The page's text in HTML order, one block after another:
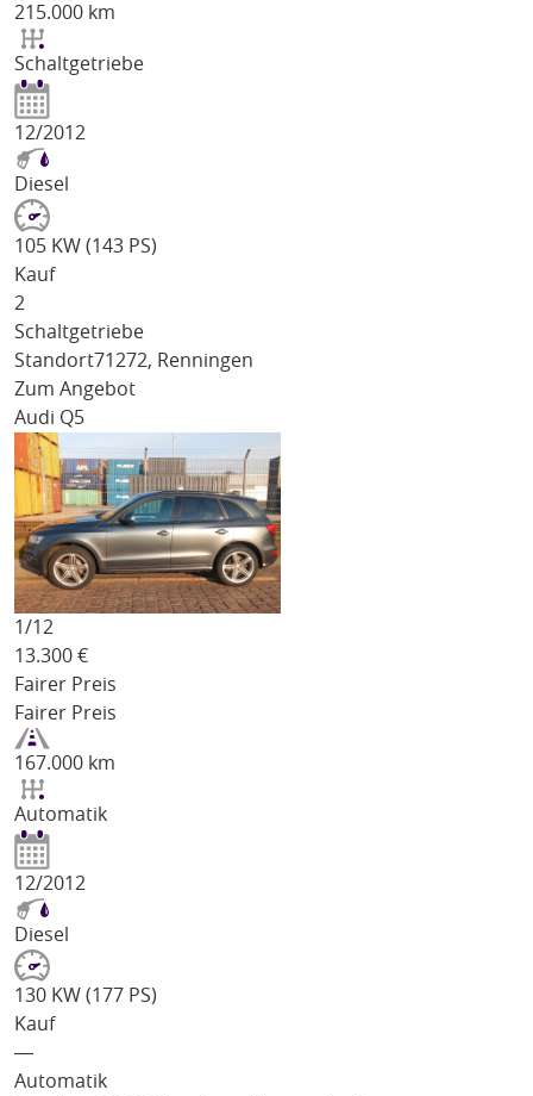
215.000 km
Schaltgetriebe
12/2012
Diesel
105 KW (143 PS)
Kauf
2
Schaltgetriebe
Standort71272, Renningen
Zum Angebot
Audi Q5
1/12
13.300 €
Fairer Preis
Fairer Preis
167.000 km
Automatik
12/2012
Diesel
130 KW (177 PS)
Kauf
―
Automatik